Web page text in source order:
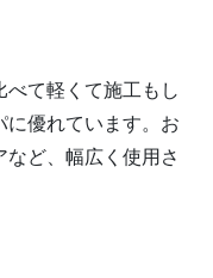
べて軽くて施工もし
に優れています。お
ど、幅広く使用さ